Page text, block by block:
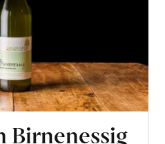
Birnenessig